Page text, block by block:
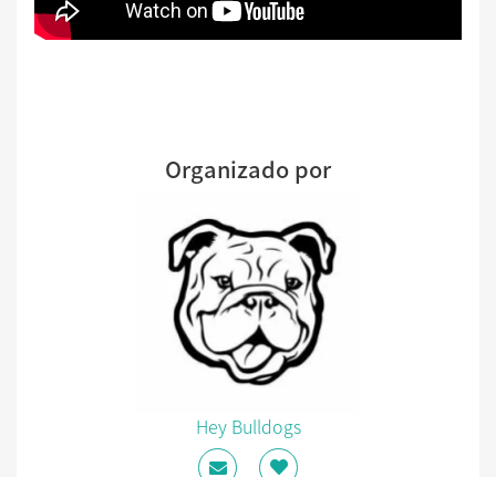
Organizado por
Hey Bulldogs